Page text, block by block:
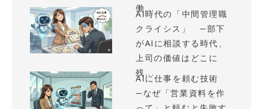
働...
AI時代の「中間管理職
クライシス」 —部下
がAIに相談する時代、
上司の価値はどこに
残...
AIに仕事を頼む技術
—なぜ「営業資料を作